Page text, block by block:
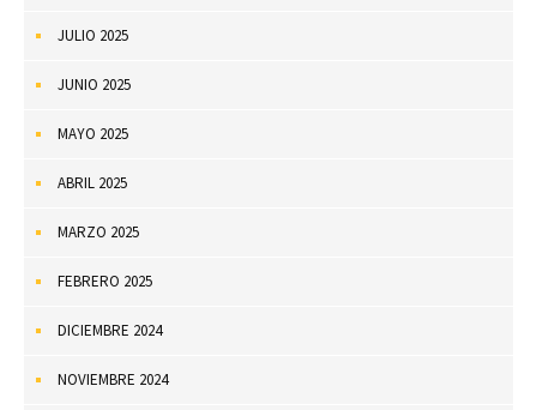
JULIO 2025
JUNIO 2025
MAYO 2025
ABRIL 2025
MARZO 2025
FEBRERO 2025
DICIEMBRE 2024
NOVIEMBRE 2024